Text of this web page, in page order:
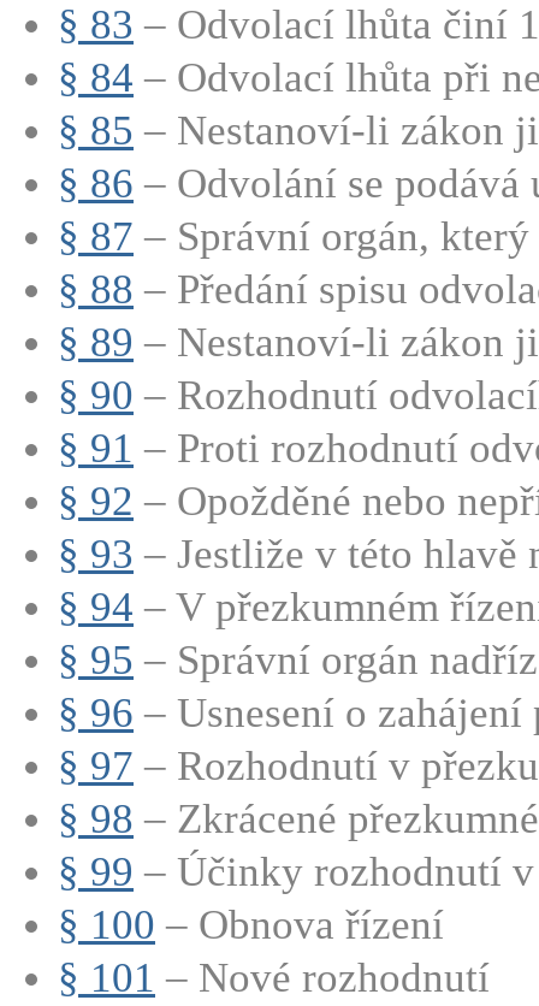
§ 83 – Odvolací lhůta činí
§ 84 – Odvolací lhůta při
§ 85 – Nestanoví-li zákon
§ 86 – Odvolání se podává
§ 87 – Správní orgán, který
§ 88 – Předání spisu
§ 89 – Nestanoví-li zákon
§ 90 – Rozhodnutí
§ 91 – Proti rozhodnutí
§ 92 – Opožděné nebo
§ 93 – Jestliže v této hlavě
§ 94 – V přezkumném
§ 95 – Správní orgán
§ 96 – Usnesení o zahájení
§ 97 – Rozhodnutí v
§ 98 – Zkrácené
§ 99 – Účinky rozhodnutí
§ 100 – Obnova řízení
§ 101 – Nové rozhodnutí